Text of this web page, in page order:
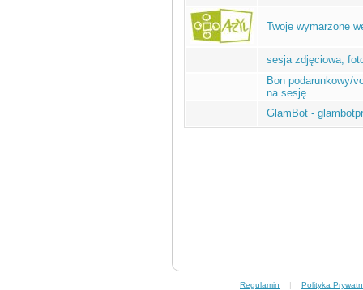
Twoje wymarzone
sesja zdjęciowa,
Bon podarunkowy/
na sesję
GlamBot -
Regulamin | Polityka